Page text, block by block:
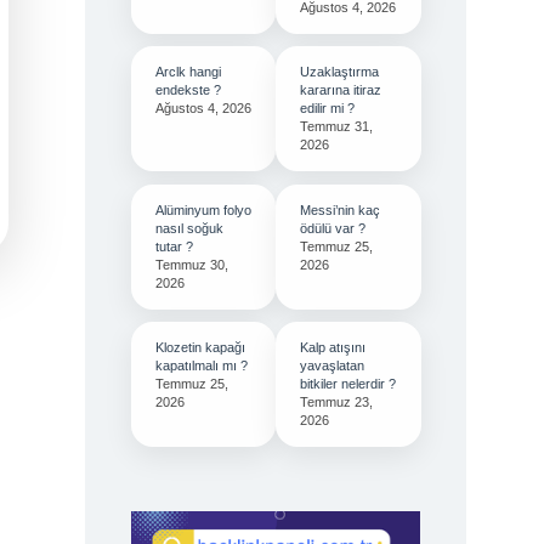
Ağustos 4, 2026
Arclk hangi
endekste ?
Ağustos 4, 2026
Uzaklaştırma
kararına itiraz
edilir mi ?
Temmuz 31,
2026
Alüminyum folyo
nasıl soğuk
tutar ?
Temmuz 30,
2026
Messi’nin kaç
ödülü var ?
Temmuz 25,
2026
Klozetin kapağı
kapatılmalı mı ?
Temmuz 25,
2026
Kalp atışını
yavaşlatan
bitkiler nelerdir ?
Temmuz 23,
2026